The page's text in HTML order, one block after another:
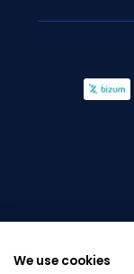
We use cookies